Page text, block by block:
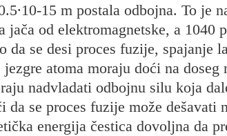
15 m postala odbojna. To je
od elektromagnetske, a 1040
da se desi proces fuzije, spajanje
atoma moraju doći na
nadvladati odbojnu silu koja
se proces fuzije može dešavati
energija čestica dovoljna da